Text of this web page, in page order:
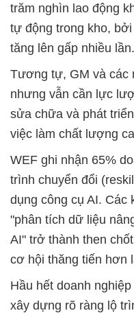
trăm nghìn lao động
tự động trong kho,
tăng lên gấp nhiều lần.
Tương tự, GM và các
nhưng vẫn cần lực
sửa chữa và phát
việc làm chất lượng
WEF ghi nhận 65%
trình chuyển đổi
dụng công cụ AI. Các
"phân tích dữ liệu
AI" trở thành then
cơ hội thăng tiến hơn
Hầu hết doanh
xây dựng rõ ràng lộ